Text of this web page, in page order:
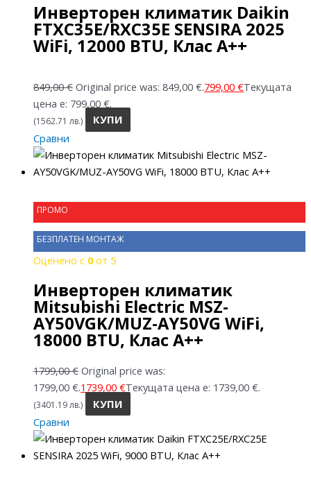
Инверторен климатик Daikin
FTXC35E/RXC35E SENSIRA 2025
WiFi, 12000 BTU, Клас A++
849,00€ Original price was: 849,00 €.799,00 €Текущата
цена е: 799,00 €.
(1562.71 лв.)
КУПИ
Сравни
ПРОМО
БЕЗПЛАТЕН МОНТАЖ
Оценено с 0от 5
Инверторен климатик
Mitsubishi Electric MSZ-
AY50VGK/MUZ-AY50VG WiFi,
18000 BTU, Клас A++
1799,00€ Original price was:
1799,00 €.1739,00 €Текущата цена е: 1739,00 €.
(3401.19 лв.)
КУПИ
Сравни